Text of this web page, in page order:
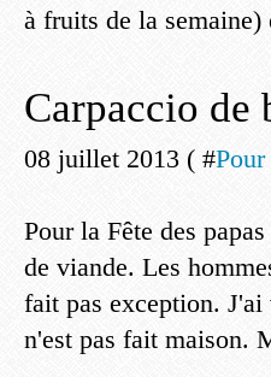
à fruits de la semaine)
Carpaccio de
08 juillet 2013 ( #
Pour la Fête des
de viande. Les
fait pas exception.
n'est pas fait maison.